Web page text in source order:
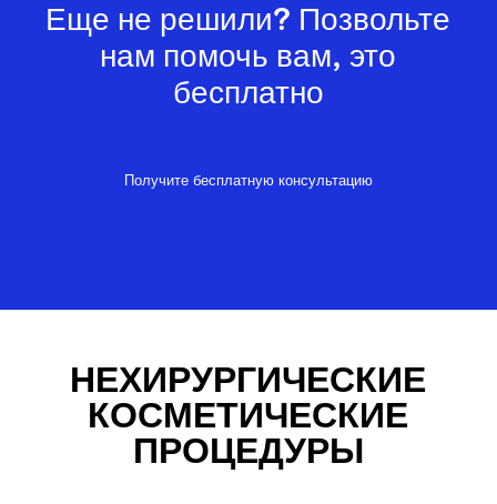
Еще не решили? Позвольте
нам помочь вам, это
бесплатно
Получите бесплатную консультацию
НЕХИРУРГИЧЕСКИЕ
КОСМЕТИЧЕСКИЕ
ПРОЦЕДУРЫ